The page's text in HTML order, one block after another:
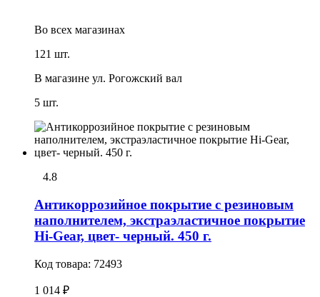
Во всех магазинах
121 шт.
В магазине ул. Рогожский вал
5 шт.
4.8
Антикоррозийное покрытие с резиновым
наполнителем, экстраэластичное покрытие
Hi-Gear, цвет- черный. 450 г.
Код товара: 72493
1 014 ₽